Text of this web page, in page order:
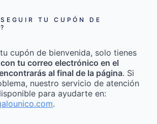
TU CUPÓN DE
cupón de bienvenida, solo tienes
tu correo electrónico en el
al final de la página. Si
nuestro servicio de atención
para ayudarte en:
.